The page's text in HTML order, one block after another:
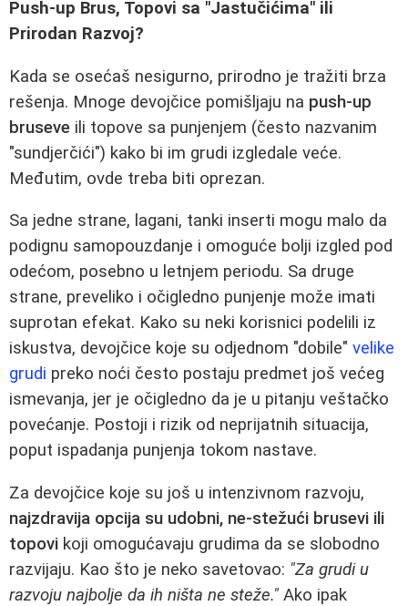
Push-up Brus, Topovi sa "Jastučićima" ili
Prirodan Razvoj?
Kada se osećaš nesigurno, prirodno je tražiti brza
rešenja. Mnoge devojčice pomišljaju na push-up
bruseve ili topove sa punjenjem (često nazvanim
"sundjerčići") kako bi im grudi izgledale veće.
Međutim, ovde treba biti oprezan.
Sa jedne strane, lagani, tanki inserti mogu malo da
podignu samopouzdanje i omoguće bolji izgled pod
odećom, posebno u letnjem periodu. Sa druge
strane, preveliko i očigledno punjenje može imati
suprotan efekat. Kako su neki korisnici podelili iz
iskustva, devojčice koje su odjednom "dobile" velike
grudi preko noći često postaju predmet još većeg
ismevanja, jer je očigledno da je u pitanju veštačko
povećanje. Postoji i rizik od neprijatnih situacija,
poput ispadanja punjenja tokom nastave.
Za devojčice koje su još u intenzivnom razvoju,
najzdravija opcija su udobni, ne-stežući brusevi ili
topovi koji omogućavaju grudima da se slobodno
razvijaju. Kao što je neko savetovao: "Za grudi u
razvoju najbolje da ih ništa ne steže." Ako ipak